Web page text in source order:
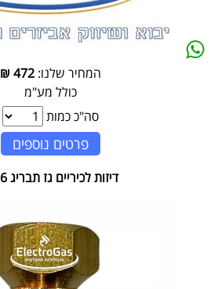
המחיר שלנו:472
₪
כולל מע"מ
סה"כ כמות
פרטים נוספים
דיזות לכיריים גז תבריג M6 ביתי